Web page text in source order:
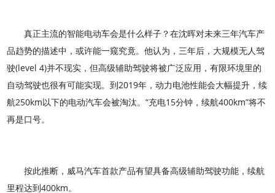
真正主流的智能电动车会是什么样子？在沈晖对未来三年汽车产
品趋势的描述中，或许能一窥究竟。他认为，三年后，大规模无人驾
驶(level 4)并不现实，但高级辅助驾驶将被广泛应用，有限环境里的
自动驾驶也很有可能实现。到2019年，动力电池性能会大幅提升，续
航250km以下的电动汽车会被淘汰。“充电15分钟，续航400km”将不
再是口号。
按此推断，威马汽车首款产品有望具备高级辅助驾驶功能，续航
里程达到400km。